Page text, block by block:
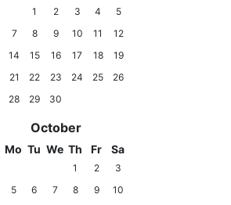
1 2 3 4
5
7 8 9 10 11
12
14 15 16 17 18
19
21 22 23 24 25
26
28 29 30
October
Mo Tu We Th Fr Sa
1 2
3
5 6 7 8 9
10